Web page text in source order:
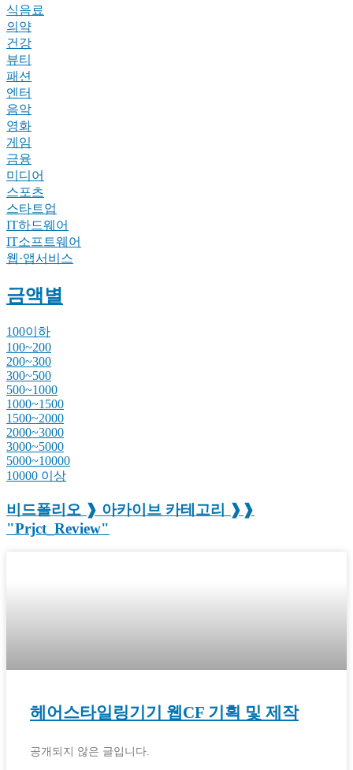
식음료
의약
건강
뷰티
패션
엔터
음악
영화
게임
금융
미디어
스포츠
스타트업
IT하드웨어
IT소프트웨어
웹·앱서비스
금액별
100이하
100~200
200~300
300~500
500~1000
1000~1500
1500~2000
2000~3000
3000~5000
5000~10000
10000 이상
비드폴리오 ❱ 아카이브 카테고리 ❱❱
"Prjct_Review"
헤어스타일링기기 웹CF 기획 및 제작
공개되지 않은 글입니다.